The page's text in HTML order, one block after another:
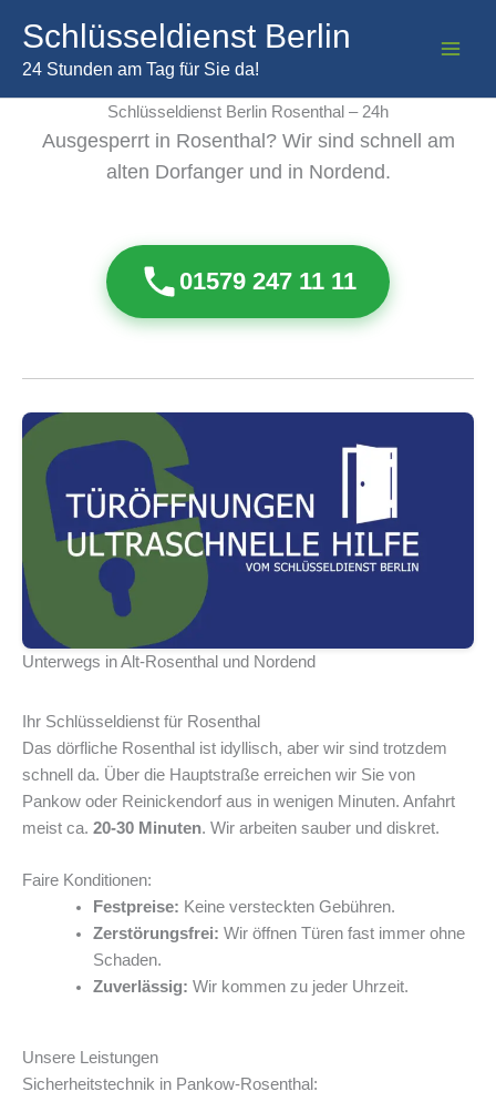
Inhalt
springen
Schlüsseldienst Berlin
24 Stunden am Tag für Sie da!
Schlüsseldienst Berlin Rosenthal – 24h
Ausgesperrt in Rosenthal? Wir sind schnell am
alten Dorfanger und in Nordend.
01579 247 11 11
Unterwegs in Alt-Rosenthal und Nordend
Ihr Schlüsseldienst für Rosenthal
Das dörfliche Rosenthal ist idyllisch, aber wir sind trotzdem
schnell da. Über die Hauptstraße erreichen wir Sie von
Pankow oder Reinickendorf aus in wenigen Minuten. Anfahrt
meist ca. 20-30 Minuten. Wir arbeiten sauber und diskret.
Faire Konditionen:
Festpreise: Keine versteckten Gebühren.
Zerstörungsfrei: Wir öffnen Türen fast immer ohne
Schaden.
Zuverlässig: Wir kommen zu jeder Uhrzeit.
Unsere Leistungen
Sicherheitstechnik in Pankow-Rosenthal: